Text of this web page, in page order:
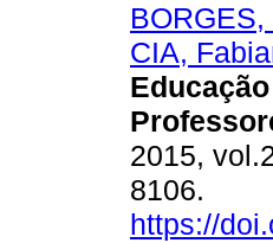
CIA,
2015,
8106.
https://